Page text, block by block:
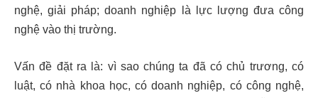
nghệ, giải pháp; doanh nghiệp là lực lượng đưa công
nghệ vào thị trường.
Vấn đề đặt ra là: vì sao chúng ta đã có chủ trương, có
luật, có nhà khoa học, có doanh nghiệp, có công nghệ,